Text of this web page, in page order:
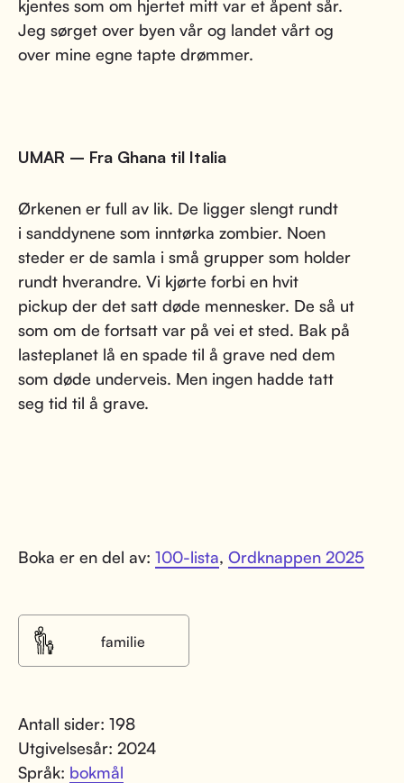
kjentes som om hjertet mitt var et åpent sår.
Jeg sørget over byen vår og landet vårt og
over mine egne tapte drømmer.
UMAR – Fra Ghana til Italia
Ørkenen er full av lik. De ligger slengt rundt
i sanddynene som inntørka zombier. Noen
steder er de samla i små grupper som holder
rundt hverandre. Vi kjørte forbi en hvit
pickup der det satt døde mennesker. De så ut
som om de fortsatt var på vei et sted. Bak på
lasteplanet lå en spade til å grave ned dem
som døde underveis. Men ingen hadde tatt
seg tid til å grave.
Boka er en del av: 100-lista, Ordknappen 2025
familie
Antall sider: 198
Utgivelsesår: 2024
Språk: bokmål